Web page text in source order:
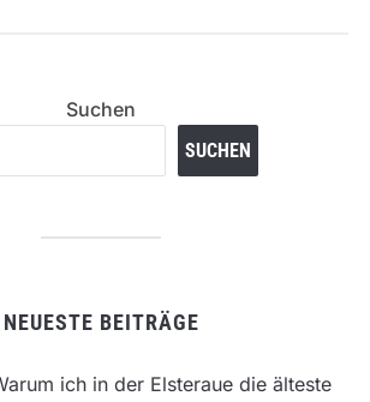
Suchen
SUCHEN
NEUESTE BEITRÄGE
ich in der Elsteraue die älteste